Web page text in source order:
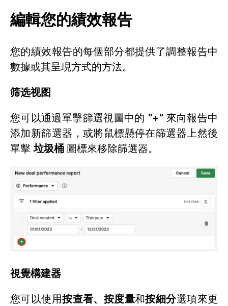
編輯您的績效報告
您的績效報告的每個部分都提供了調整報告中
數據或其呈現方式的方法。
筛选视图
您可以通過單擊篩選視圖中的 “+” 來向報告中
添加新篩選器，或將鼠標懸停在篩選器上然後
單擊垃圾桶 圖標來移除篩選器。
視覺構建器
您可以使用按查看、按度量和按細分選項來更